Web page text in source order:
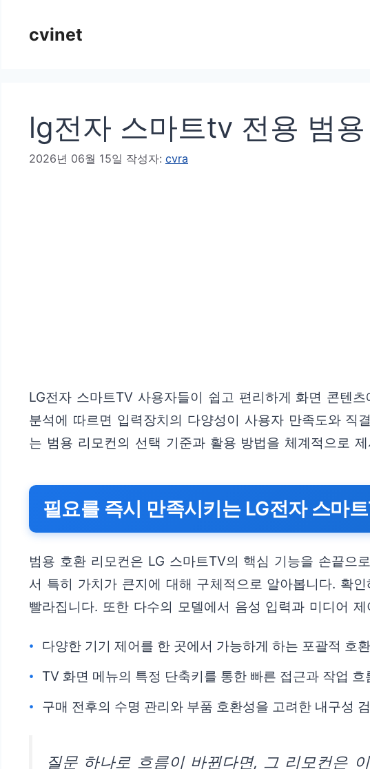
cvinet
lg전자 스마트tv 전용 범
2026년 06월 15일 작성자: cvra
LG전자 스마트TV 사용자들이 쉽고 편리하게 화면 콘텐
분석에 따르면 입력장치의 다양성이 사용자 만족도와
는 범용 리모컨의 선택 기준과 활용 방법을 체계적으로 제
필요를 즉시 만족시키는 LG전자 스마
범용 호환 리모컨은 LG 스마트TV의 핵심 기능을 손끝으
서 특히 가치가 큰지에 대해 구체적으로 알아봅니다. 확
빨라집니다. 또한 다수의 모델에서 음성 입력과 미디어
다양한 기기 제어를 한 곳에서 가능하게 하는 포괄적 호
TV 화면 메뉴의 특정 단축키를 통한 빠른 접근과 작업 흐
구매 전후의 수명 관리와 부품 호환성을 고려한 내구성
질문 하나로 흐름이 바뀐다면, 그 리모컨은